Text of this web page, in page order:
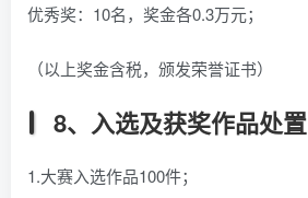
优秀奖：10名，奖金各0.3万元；
（以上奖金含税，颁发荣誉证书）
8、入选及获奖作品处置
1.大赛入选作品100件；